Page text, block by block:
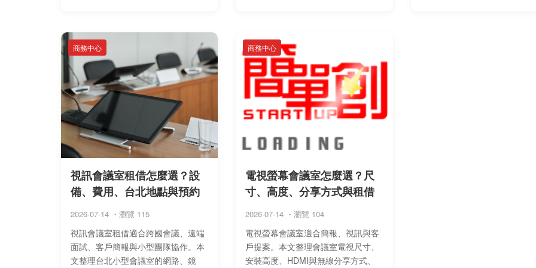
商務中心
視訊會議室租借怎麼選？設
備、費用、台北地點與預約
2026-07-14 ・瀏覽 115
視訊會議室租借適合跨國會議、遠端
面試、客戶簡報與小型團隊協作。本
文整理台北小型會議室的網路、鏡
商務中心
電視螢幕會議室怎麼選？尺
寸、高度、分享方式與租借
2026-07-14 ・瀏覽 104
電視螢幕會議室適合簡報、視訊與客
戶提案。本文整理會議室電視尺寸、
安裝高度、HDMI與無線分享方式、